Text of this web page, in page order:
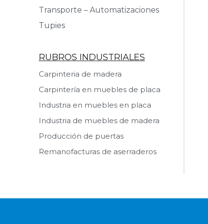
Transporte – Automatizaciones
Tupies
RUBROS INDUSTRIALES
Carpinteria de madera
Carpintería en muebles de placa
Industria en muebles en placa
Industria de muebles de madera
Producción de puertas
Remanofacturas de aserraderos
de Cantos
IV R LASER T
Pegadora de Cantos
MARZICA KDT
MARATHON IV R D TH
Ver producto